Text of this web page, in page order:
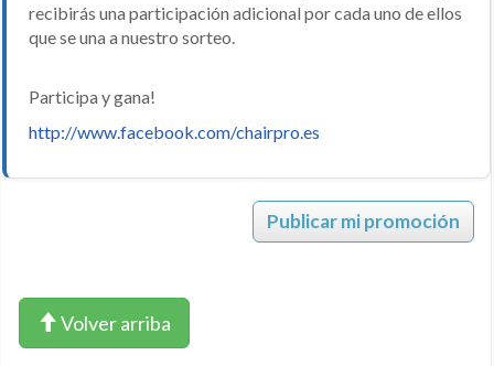
recibirás una participación adicional por cada uno de ellos
que se una a nuestro sorteo.
Participa y gana!
http://www.facebook.com/chairpro.es
Publicar mi promoción
Volver arriba